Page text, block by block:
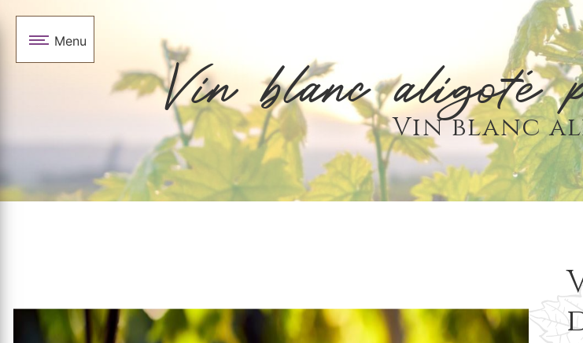
Menu
Vin blanc aligoté
Vin blanc